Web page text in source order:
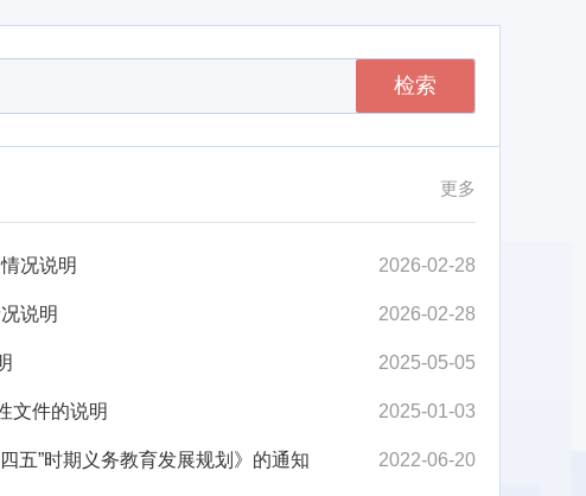
检索
更多
况说明 2026-02-28
说明 2026-02-28
2025-05-05
文件的说明 2025-01-03
五”时期义务教育发展规划》的通知 2022-06-20